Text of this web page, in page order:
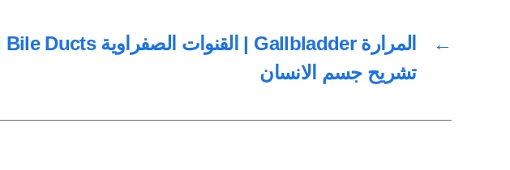
←
تشريح جسم الانسان